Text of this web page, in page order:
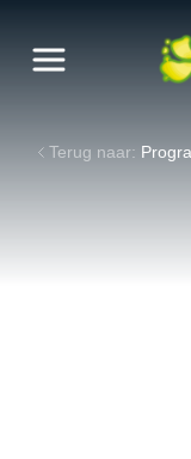
Terug naar: